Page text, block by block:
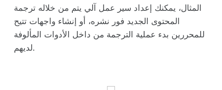
المثال، يمكنك إعداد سير عمل آلي يتم من خلاله ترجمة
المحتوى الجديد فور نشره، أو إنشاء واجهات تتيح
للمحررين بدء عملية الترجمة من داخل الأدوات المألوفة
لديهم.